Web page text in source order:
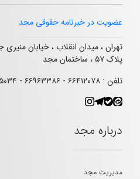
عضویت در خبرنامه حقوقی مجد
تهران ، میدان انقلاب ، خیابان
پلاک ۵۷ ، ساختمان مجد
تلفن : ۶۶۴۱۲۰۷۸ - ۶۶۹۶۳۳۸۶ - ۰۲۱۶۶۴۹۵۰۳۴
درباره مجد
مدیریت مجد